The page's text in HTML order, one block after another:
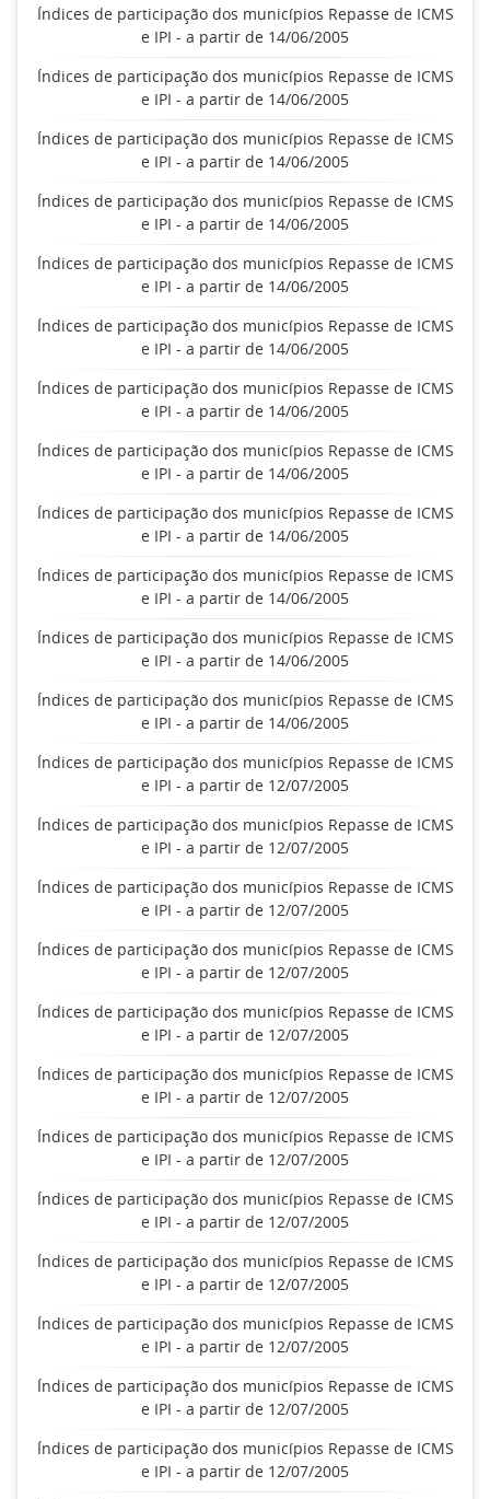
Índices de participação dos municípios Repasse de ICMS
e IPI - a partir de 14/06/2005
Índices de participação dos municípios Repasse de ICMS
e IPI - a partir de 14/06/2005
Índices de participação dos municípios Repasse de ICMS
e IPI - a partir de 14/06/2005
Índices de participação dos municípios Repasse de ICMS
e IPI - a partir de 14/06/2005
Índices de participação dos municípios Repasse de ICMS
e IPI - a partir de 14/06/2005
Índices de participação dos municípios Repasse de ICMS
e IPI - a partir de 14/06/2005
Índices de participação dos municípios Repasse de ICMS
e IPI - a partir de 14/06/2005
Índices de participação dos municípios Repasse de ICMS
e IPI - a partir de 14/06/2005
Índices de participação dos municípios Repasse de ICMS
e IPI - a partir de 14/06/2005
Índices de participação dos municípios Repasse de ICMS
e IPI - a partir de 14/06/2005
Índices de participação dos municípios Repasse de ICMS
e IPI - a partir de 14/06/2005
Índices de participação dos municípios Repasse de ICMS
e IPI - a partir de 14/06/2005
Índices de participação dos municípios Repasse de ICMS
e IPI - a partir de 12/07/2005
Índices de participação dos municípios Repasse de ICMS
e IPI - a partir de 12/07/2005
Índices de participação dos municípios Repasse de ICMS
e IPI - a partir de 12/07/2005
Índices de participação dos municípios Repasse de ICMS
e IPI - a partir de 12/07/2005
Índices de participação dos municípios Repasse de ICMS
e IPI - a partir de 12/07/2005
Índices de participação dos municípios Repasse de ICMS
e IPI - a partir de 12/07/2005
Índices de participação dos municípios Repasse de ICMS
e IPI - a partir de 12/07/2005
Índices de participação dos municípios Repasse de ICMS
e IPI - a partir de 12/07/2005
Índices de participação dos municípios Repasse de ICMS
e IPI - a partir de 12/07/2005
Índices de participação dos municípios Repasse de ICMS
e IPI - a partir de 12/07/2005
Índices de participação dos municípios Repasse de ICMS
e IPI - a partir de 12/07/2005
Índices de participação dos municípios Repasse de ICMS
e IPI - a partir de 12/07/2005